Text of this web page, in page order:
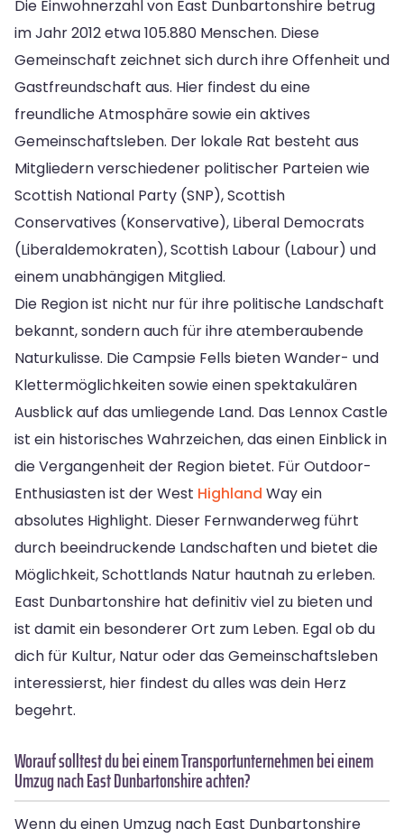
Die Einwohnerzahl von East Dunbartonshire betrug
im Jahr 2012 etwa 105.880 Menschen. Diese
Gemeinschaft zeichnet sich durch ihre Offenheit und
Gastfreundschaft aus. Hier findest du eine
freundliche Atmosphäre sowie ein aktives
Gemeinschaftsleben. Der lokale Rat besteht aus
Mitgliedern verschiedener politischer Parteien wie
Scottish National Party (SNP), Scottish
Conservatives (Konservative), Liberal Democrats
(Liberaldemokraten), Scottish Labour (Labour) und
einem unabhängigen Mitglied.
Die Region ist nicht nur für ihre politische Landschaft
bekannt, sondern auch für ihre atemberaubende
Naturkulisse. Die Campsie Fells bieten Wander- und
Klettermöglichkeiten sowie einen spektakulären
Ausblick auf das umliegende Land. Das Lennox Castle
ist ein historisches Wahrzeichen, das einen Einblick in
die Vergangenheit der Region bietet. Für Outdoor-
Enthusiasten ist der West Highland Way ein
absolutes Highlight. Dieser Fernwanderweg führt
durch beeindruckende Landschaften und bietet die
Möglichkeit, Schottlands Natur hautnah zu erleben.
East Dunbartonshire hat definitiv viel zu bieten und
ist damit ein besonderer Ort zum Leben. Egal ob du
dich für Kultur, Natur oder das Gemeinschaftsleben
interessierst, hier findest du alles was dein Herz
begehrt.
Worauf solltest du bei einem Transportunternehmen bei einem
Umzug nach East Dunbartonshire achten?
Wenn du einen Umzug nach East Dunbartonshire